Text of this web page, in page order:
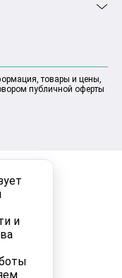
и
товары и цены,
публичной оферты